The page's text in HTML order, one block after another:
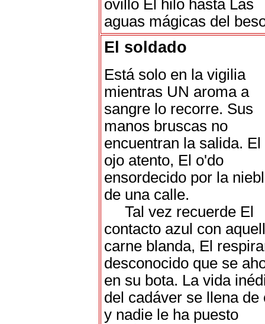
ovillo El hilo hasta Las
aguas mágicas del
El soldado
Está solo en la vigilia
mientras UN aroma a
sangre lo recorre. Sus
manos bruscas no
encuentran la salida. El
ojo atento, El o'do
ensordecido por la
de una calle.
Tal vez recuerde El
contacto azul con
carne blanda, El
desconocido que se
en su bota. La vida
del cadáver se llena de
y nadie le ha puesto